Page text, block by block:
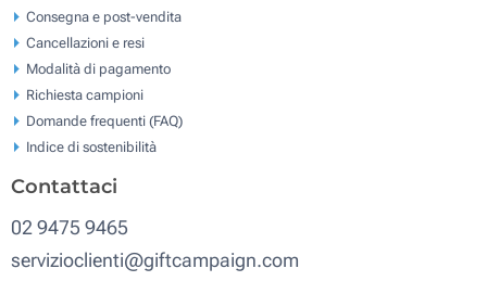
Consegna e post-vendita
Cancellazioni e resi
Modalità di pagamento
Richiesta campioni
Domande frequenti (FAQ)
Indice di sostenibilità
Contattaci
02 9475 9465
servizioclienti@giftcampaign.com